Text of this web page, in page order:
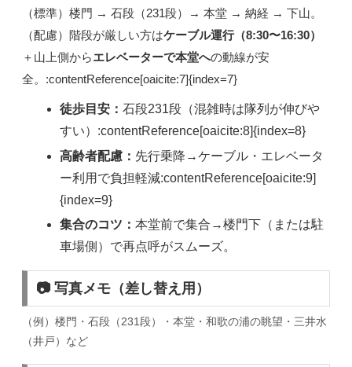
（標準）楼門 → 石段（231段）→ 本堂 → 納経 → 下山。
（配慮）階段が厳しい方はケーブル運行（8:30〜16:30）
＋山上側からエレベーターで本堂への動線が安
全。:contentReference[oaicite:7]{index=7}
徒歩目安：石段231段（混雑時は隊列が伸びや
すい）:contentReference[oaicite:8]{index=8}
高齢者配慮： 先行乗降→ケーブル・エレベータ
ー利用で負担軽減:contentReference[oaicite:9]
{index=9}
集合のコツ：本堂前で集合→楼門下（または駐
車場側）で再点呼がスムーズ。
📷 写真メモ（差し替え用）
（例）楼門・石段（231段）・本堂・和歌の浦の眺望・三井水
（井戸）など